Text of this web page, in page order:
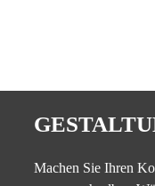
Machen Sie Ihren